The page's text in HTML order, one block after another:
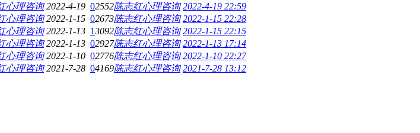
心理咨询 2022-4-19 02552陈志红心理咨询 2022-4-19 22:59
心理咨询 2022-1-15 02673陈志红心理咨询 2022-1-15 22:28
心理咨询 2022-1-13 13092陈志红心理咨询 2022-1-15 22:15
心理咨询 2022-1-13 02927陈志红心理咨询 2022-1-13 17:14
心理咨询 2022-1-10 02776陈志红心理咨询 2022-1-10 22:27
心理咨询 2021-7-28 04169陈志红心理咨询 2021-7-28 13:12